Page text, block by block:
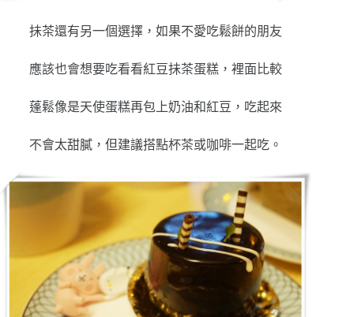
抺茶還有另一個選擇，如果不愛吃鬆餅的朋友
應該也會想要吃看看紅豆抺茶蛋糕，裡面比較
蓬鬆像是天使蛋糕再包上奶油和紅豆，吃起來
不會太甜膩，但建議搭點杯茶或咖啡一起吃。